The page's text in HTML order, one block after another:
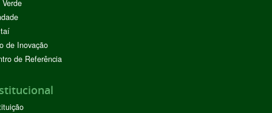
de Inovação
de Referência